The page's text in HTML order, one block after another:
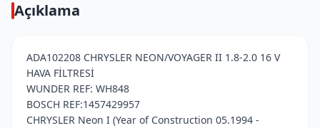
Açıklama
ADA102208 CHRYSLER NEON/VOYAGER II 1.8-2.0 16 V
HAVA FİLTRESİ
WUNDER REF: WH848
BOSCH REF:1457429957
CHRYSLER Neon I (Year of Construction 05.1994 -